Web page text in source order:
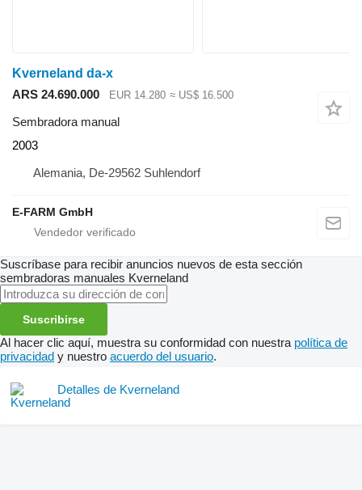
Kverneland da-x
ARS 24.690.000
EUR 14.280 ≈ US$ 16.500
Sembradora manual
2003
Alemania, De-29562 Suhlendorf
E-FARM GmbH
Suscríbase para recibir anuncios nuevos de esta sección
sembradoras manuales Kverneland
Suscribirse
Al hacer clic aquí, muestra su conformidad con nuestra política de
privacidad y nuestro acuerdo del usuario.
Detalles de Kverneland